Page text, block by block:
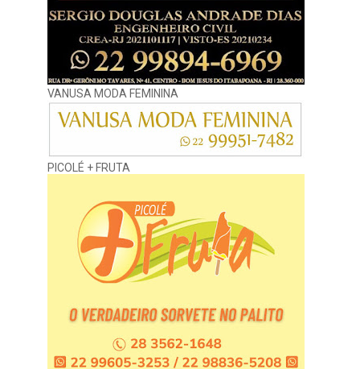
VANUSA MODA FEMININA
PICOLÉ + FRUTA